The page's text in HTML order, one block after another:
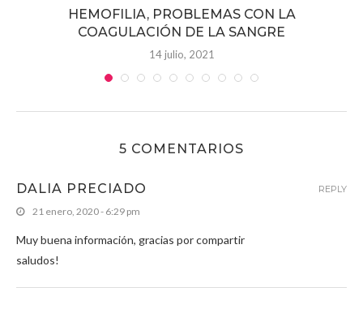
HEMOFILIA, PROBLEMAS CON LA
COAGULACIÓN DE LA SANGRE
14 julio, 2021
5 COMENTARIOS
DALIA PRECIADO
21 enero, 2020 - 6:29 pm
Muy buena información, gracias por compartir
saludos!
REPLY